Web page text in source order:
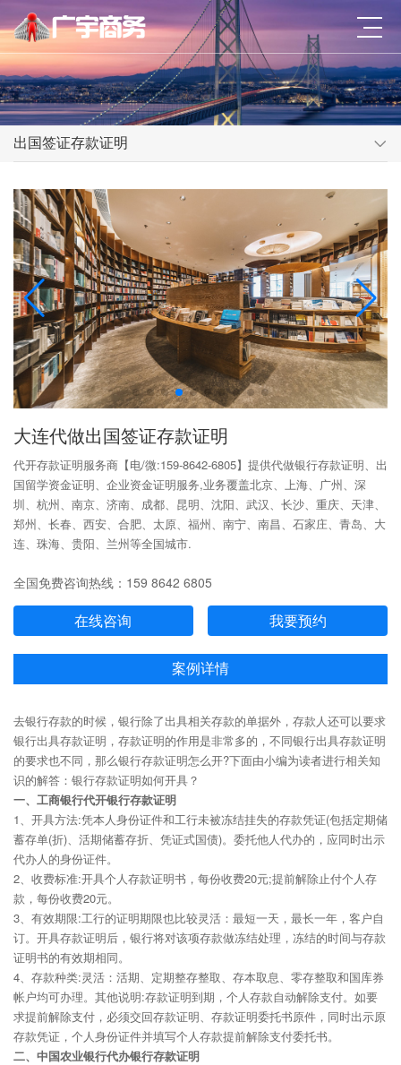
出国签证存款证明
大连代做出国签证存款证明
代开存款证明服务商【电/微:159-8642-6805】提供代做银行存款证明、出
国留学资金证明、企业资金证明服务,业务覆盖北京、上海、广州、深
圳、杭州、南京、济南、成都、昆明、沈阳、武汉、长沙、重庆、天津、
郑州、长春、西安、合肥、太原、福州、南宁、南昌、石家庄、青岛、大
连、珠海、贵阳、兰州等全国城市.
全国免费咨询热线：159 8642 6805
在线咨询 我要预约
案例详情
去银行存款的时候，银行除了出具相关存款的单据外，存款人还可以要求
银行出具存款证明，存款证明的作用是非常多的，不同银行出具存款证明
的要求也不同，那么银行存款证明怎么开?下面由小编为读者进行相关知
识的解答：银行存款证明如何开具？
一、工商银行代开银行存款证明
1、开具方法:凭本人身份证件和工行未被冻结挂失的存款凭证(包括定期储
蓄存单(折)、活期储蓄存折、凭证式国债)。委托他人代办的，应同时出示
代办人的身份证件。
2、收费标准:开具个人存款证明书，每份收费20元;提前解除止付个人存
款，每份收费20元。
3、有效期限:工行的证明期限也比较灵活：最短一天，最长一年，客户自
订。开具存款证明后，银行将对该项存款做冻结处理，冻结的时间与存款
证明书的有效期相同。
4、存款种类:灵活：活期、定期整存整取、存本取息、零存整取和国库券
帐户均可办理。其他说明:存款证明到期，个人存款自动解除支付。如要
求提前解除支付，必须交回存款证明、存款证明委托书原件，同时出示原
存款凭证，个人身份证件并填写个人存款提前解除支付委托书。
二、中国农业银行代办银行存款证明